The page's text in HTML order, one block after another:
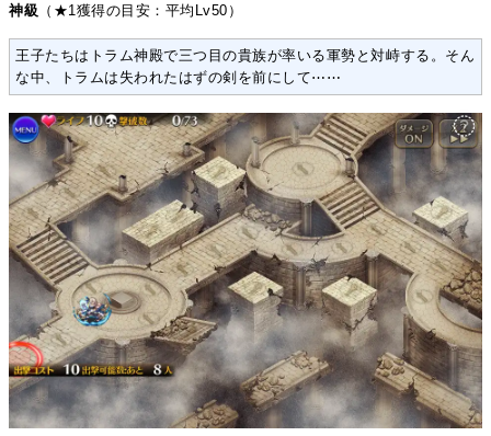
神級 （★1獲得の目安：平均Lv50）
王子たちはトラム神殿で三つ目の貴族が率いる軍勢と対峙する。そん
な中、トラムは失われたはずの剣を前にして⋯⋯